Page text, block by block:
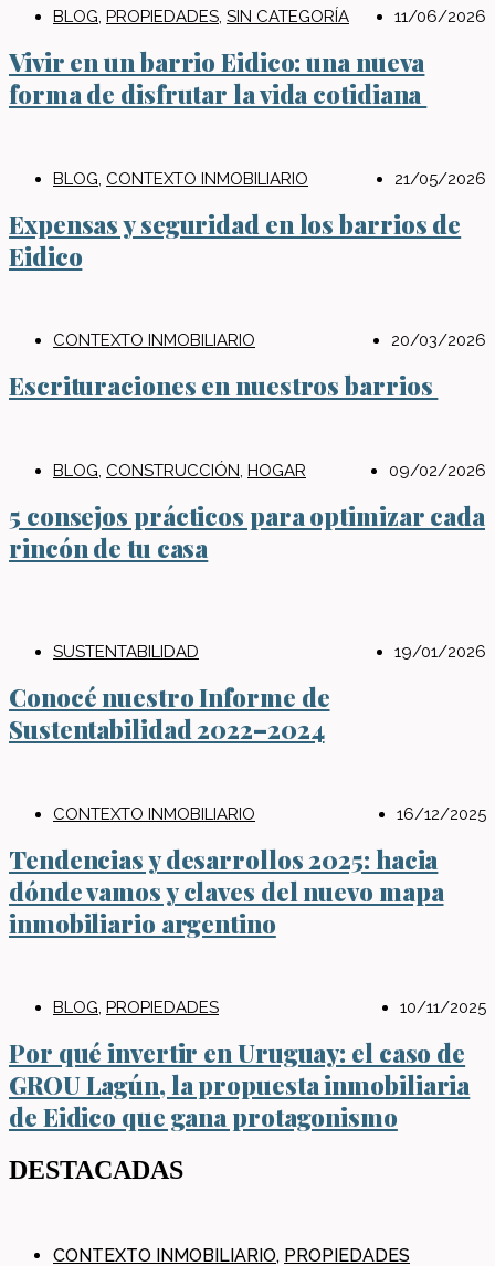
BLOG, PROPIEDADES, SIN CATEGORÍA 11/06/2026
Vivir en un barrio Eidico: una nueva
forma de disfrutar la vida cotidiana
BLOG CONTEXTO INMOBILIARIO 21/05/2026
Expensas y seguridad en los barrios de
Eidico
CONTEXTO INMOBILIARIO 20/03/2026
Escrituraciones en nuestros barrios
BLOG CONSTRUCCIÓN HOGAR 09/02/2026
5 consejos prácticos para optimizar cada
rincón de tu casa
SUSTENTABILIDAD 19/01/2026
Conocé nuestro Informe de
Sustentabilidad 2022–2024
CONTEXTO INMOBILIARIO 16/12/2025
Tendencias y desarrollos 2025: hacia
dónde vamos y claves del nuevo mapa
inmobiliario argentino
BLOG, PROPIEDADES 10/11/2025
Por qué invertir en Uruguay: el caso de
GROU Lagún, la propuesta inmobiliaria
de Eidico que gana protagonismo
DESTACADAS
CONTEXTO INMOBILIARIO, PROPIEDADES